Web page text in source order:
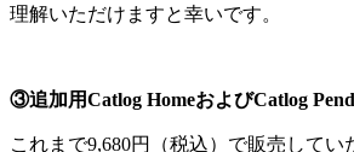
理解いただけますと幸いです。
③追加用Catlog HomeおよびCatlog
これまで9,680円（税込）で販売して